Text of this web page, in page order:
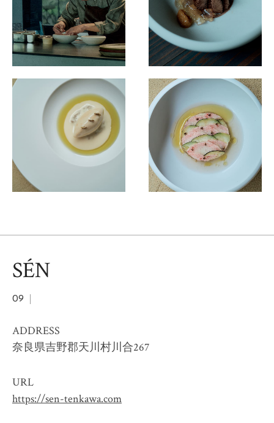
Location map 2021-2026
Media Center
EN/JP
SÉN
09
ADDRESS
奈良県吉野郡天川村川合267
URL
https://sen-tenkawa.com